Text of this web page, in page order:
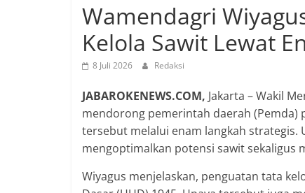
Wamendagri
Kelola Sawit Lewat
8 Juli 2026 Redaksi
JABAROKENEWS.COM, Jakarta – Wakil
mendorong pemerintah daerah
tersebut melalui enam langkah
mengoptimalkan potensi sawit sekaligus
Wiyagus menjelaskan, penguatan tata